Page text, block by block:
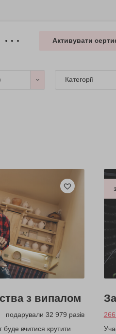
Активувати
Категорії
з випалом
подарували 32 979 разів
буде вчитися крутити
266